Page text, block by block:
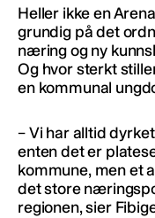
Heller ikke en
grundig på det
næring og ny
Og hvor sterkt
en kommunal
– Vi har alltid
enten det er
kommune, men et
det store
regionen, sier